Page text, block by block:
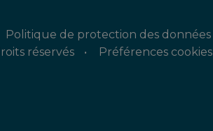
Politique de protection des données
réservés
Préférences cookies